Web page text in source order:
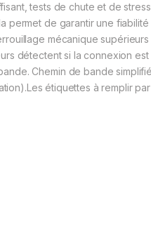
tests de chute et de
permet de garantir une fiabilité
mécanique
détectent si la connexion
Chemin de bande
étiquettes à remplir